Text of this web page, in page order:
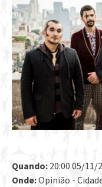
Quando: 20:00 05/11/
Onde:Opinião -